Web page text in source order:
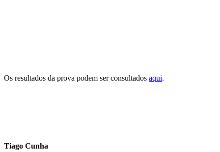
Os resultados da prova podem ser consultados aqui.
Tiago Cunha